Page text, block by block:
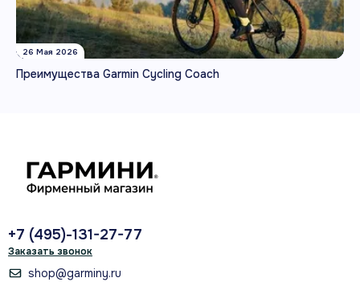
26 Мая 2026
Преимущества Garmin Cycling Coach
+7 (495)-131-27-77
Заказать звонок
shop@garminy.ru